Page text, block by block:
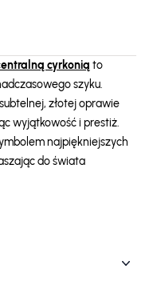
cyrkonią to
szyku.
złotej oprawie
wyjątkowość i prestiż.
najpiękniejszych
do świata